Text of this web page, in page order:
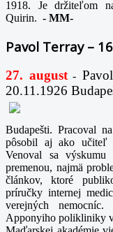
1918. Je držiteľom
Quirin. - MM-
Pavol Terray –
27. august-
20.11.1926
Budapešti. Pracoval
pôsobil aj ako učiteľ
Venoval sa
premenou, najmä
článkov, ktoré
príručky internej
verejných
Apponyiho polikliniky